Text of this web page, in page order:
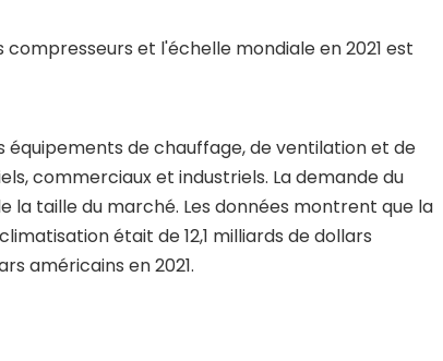
et l'échelle mondiale en 2021 est
équipements de chauffage, de ventilation et de
commerciaux et industriels. La demande du
taille du marché. Les données montrent que la
était de 12,1 milliards de dollars
américains en 2021.